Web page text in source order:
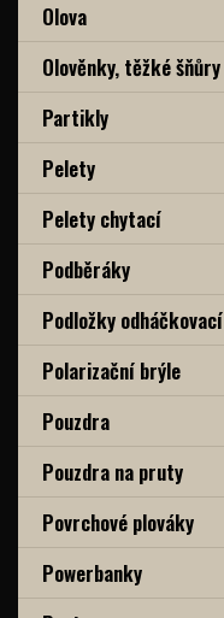
Olova
Olověnky, těžké šňůry
Partikly
Pelety
Pelety chytací
Podběráky
Podložky odháčkovací
Polarizační brýle
Pouzdra
Pouzdra na pruty
Povrchové plováky
Powerbanky